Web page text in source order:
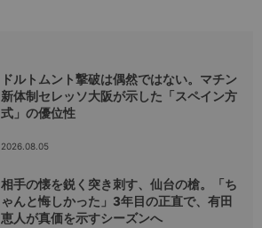
ドルトムント撃破は偶然ではない。マチン
新体制セレッソ大阪が示した「スペイン方
式」の優位性
2026.08.05
相手の懐を鋭く突き刺す、仙台の槍。「ち
ゃんと悔しかった」3年目の正直で、有田
恵人が真価を示すシーズンへ